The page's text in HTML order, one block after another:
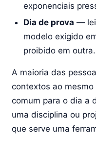
exponenciais
Dia de prova —
modelo exigido
proibido em outra.
A maioria das
contextos ao
comum para o dia a
uma disciplina ou
que serve uma